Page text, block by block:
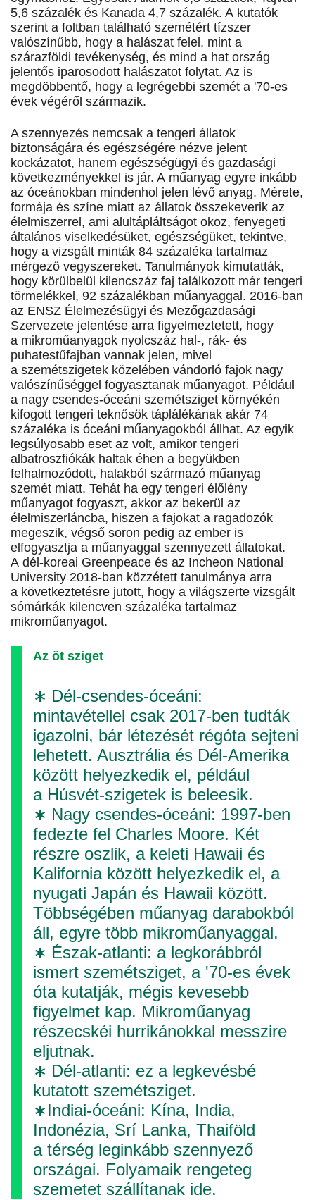
5,6 százalék és Kanada 4,7 százalék. A kutatók
szerint a foltban található szemétért tízszer
valószínűbb, hogy a halászat felel, mint a
szárazföldi tevékenység, és mind a hat ország
jelentős iparosodott halászatot folytat. Az is
megdöbbentő, hogy a legrégebbi szemét a '70-es
évek végéről származik.
A szennyezés nemcsak a tengeri állatok
biztonságára és egészségére nézve jelent
kockázatot, hanem egészségügyi és gazdasági
következményekkel is jár. A műanyag egyre inkább
az óceánokban mindenhol jelen lévő anyag. Mérete,
formája és színe miatt az állatok összekeverik az
élelmiszerrel, ami alultápláltságot okoz, fenyegeti
általános viselkedésüket, egészségüket, tekintve,
hogy a vizsgált minták 84 százaléka tartalmaz
mérgező vegyszereket. Tanulmányok kimutatták,
hogy körülbelül kilencszáz faj találkozott már tengeri
törmelékkel, 92 százalékban műanyaggal. 2016-ban
az ENSZ Élelmezésügyi és Mezőgazdasági
Szervezete jelentése arra figyelmeztetett, hogy
a mikroműanyagok nyolcszáz hal-, rák- és
puhatestűfajban vannak jelen, mivel
a szemétszigetek közelében vándorló fajok nagy
valószínűséggel fogyasztanak műanyagot. Például
a nagy csendes-óceáni szemétsziget környékén
kifogott tengeri teknősök táplálékának akár 74
százaléka is óceáni műanyagokból állhat. Az egyik
legsúlyosabb eset az volt, amikor tengeri
albatroszfiókák haltak éhen a begyükben
felhalmozódott, halakból származó műanyag
szemét miatt. Tehát ha egy tengeri élőlény
műanyagot fogyaszt, akkor az bekerül az
élelmiszerláncba, hiszen a fajokat a ragadozók
megeszik, végső soron pedig az ember is
elfogyasztja a műanyaggal szennyezett állatokat.
A dél-koreai Greenpeace és az Incheon National
University 2018-ban közzétett tanulmánya arra
a következtetésre jutott, hogy a világszerte vizsgált
sómárkák kilencven százaléka tartalmaz
mikroműanyagot.
Az öt sziget
∗ Dél-csendes-óceáni:
mintavétellel csak 2017-ben tudták
igazolni, bár létezését régóta sejteni
lehetett. Ausztrália és Dél-Amerika
között helyezkedik el, például
a Húsvét-szigetek is beleesik.
∗ Nagy csendes-óceáni: 1997-ben
fedezte fel Charles Moore. Két
részre oszlik, a keleti Hawaii és
Kalifornia között helyezkedik el, a
nyugati Japán és Hawaii között.
Többségében műanyag darabokból
áll, egyre több mikroműanyaggal.
∗ Észak-atlanti: a legkorábbról
ismert szemétsziget, a '70-es évek
óta kutat­ják, mégis kevesebb
figyelmet kap. Mikroműanyag
részecskéi hurrikánokkal messzire
eljutnak.
∗ Dél-atlanti: ez a legkevésbé
kutatott szemétsziget.
∗Indiai-óceáni: Kína, India,
Indonézia, Srí Lanka, Thaiföld
a térség leginkább szennyező
országai. Folyamaik rengeteg
szemetet szállítanak ide.